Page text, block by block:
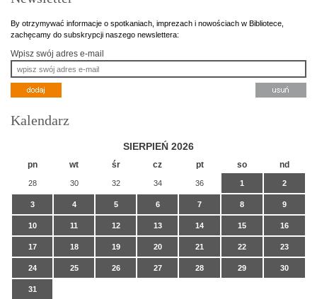
By otrzymywać informacje o spotkaniach, imprezach i nowościach w Bibliotece,
zachęcamy do subskrypcji naszego newslettera:
Wpisz swój adres e-mail
Kalendarz
SIERPIEŃ 2026
pn wt śr cz pt so nd
28 30 32 34 36 1 2
3 4 5 6 7 8 9
10 11 12 13 14 15 16
17 18 19 20 21 22 23
24 25 26 27 28 29 30
31